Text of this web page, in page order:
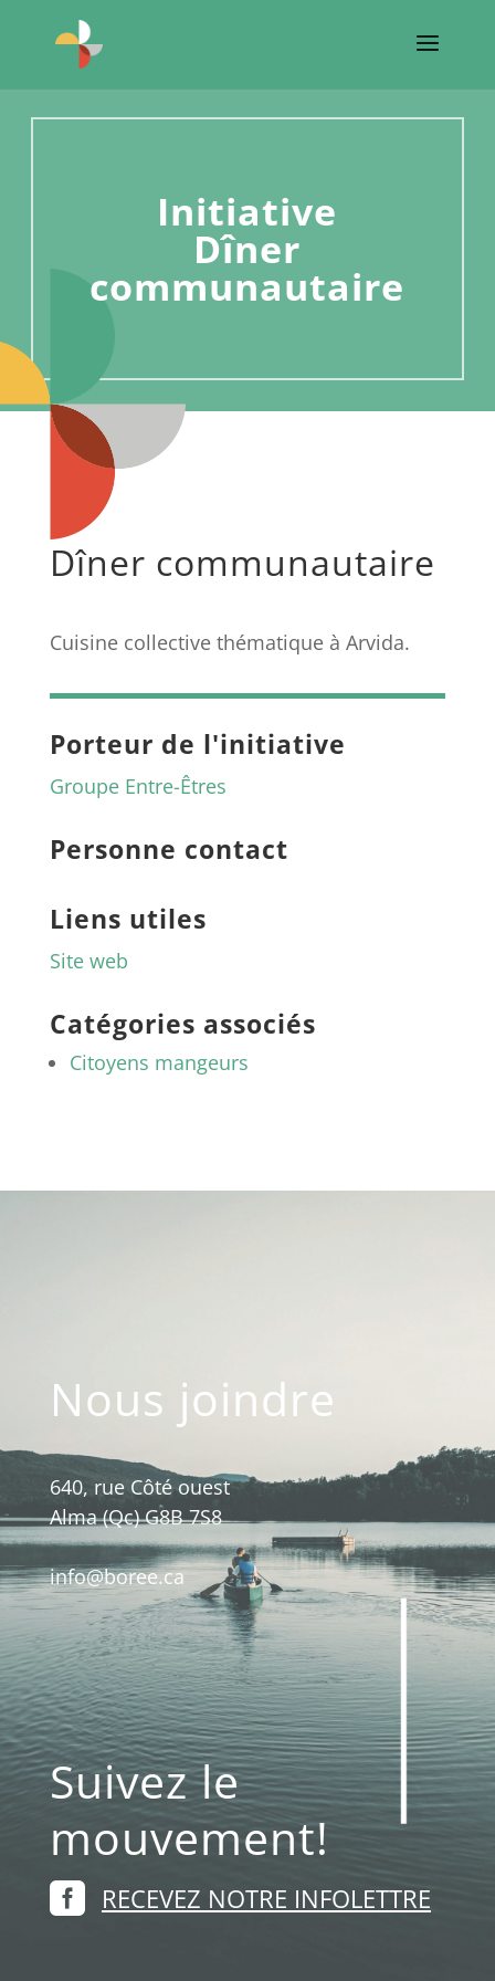
Initiative
Dîner
communautaire
Dîner communautaire
Cuisine collective thématique à Arvida.
Porteur de l'initiative
Groupe Entre-Êtres
Personne contact
Liens utiles
Site web
Catégories associés
Citoyens mangeurs
Nous joindre
640, rue Côté ouest
Alma (Qc) G8B 7S8
info@boree.ca
Suivez le
mouvement!
 RECEVEZ NOTRE INFOLETTRE